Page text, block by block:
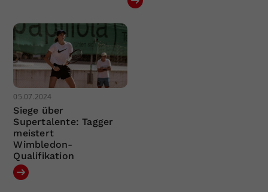
05.07.2024
Siege über
Supertalente: Tagger
meistert
Wimbledon-
Qualifikation